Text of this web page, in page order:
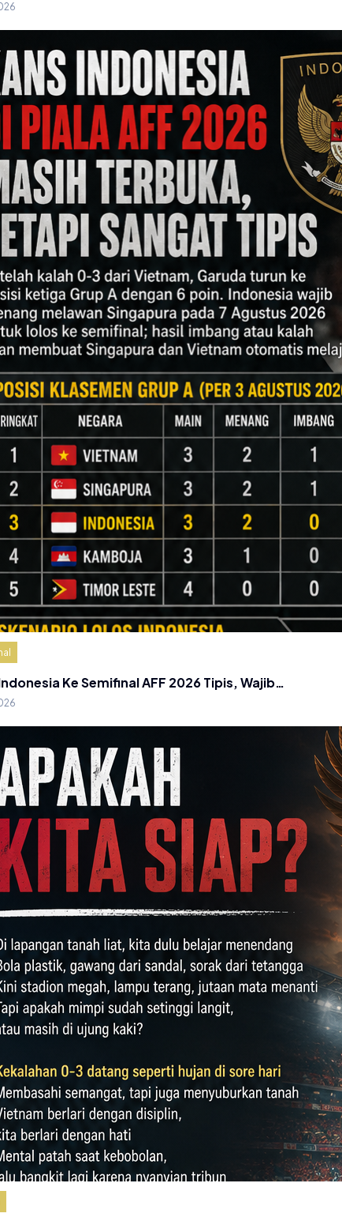
Ke Semifinal AFF 2026 Tipis, Wajib…